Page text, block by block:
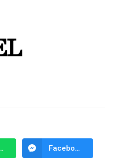
Facebook Messenger